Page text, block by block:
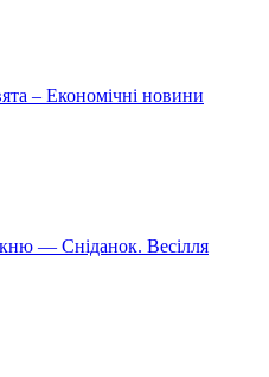
– Економічні новини
— Сніданок. Весілля